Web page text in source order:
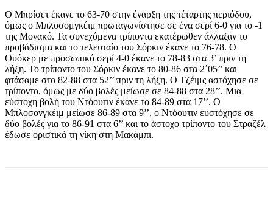
Ο Μπρίσετ έκανε το 63-70 στην έναρξη της τέταρτης περιόδου,
όμως ο Μπλοσομγκέιμ πρωταγωνίστησε σε ένα σερί 6-0 για το -1
της Μονακό. Τα συνεχόμενα τρίποντα εκατέρωθεν άλλαξαν το
προβάδισμα και το τελευταίο του Σόρκιν έκανε το 76-78. Ο
Ουόκερ με προσωπικό σερί 4-0 έκανε το 78-83 στα 3’ πριν τη
λήξη. Το τρίποντο του Σόρκιν έκανε το 80-86 στα 2΄05’’ και
φτάσαμε στο 82-88 στα 52’’ πριν τη λήξη. Ο Τζέιμς αστόχησε σε
τρίποντο, όμως με δύο βολές μείωσε σε 84-88 στα 28’’. Μια
εύστοχη βολή του Ντόουτιν έκανε το 84-89 στα 17’’. Ο
Μπλοσονγκέιμ μείωσε 86-89 στα 9’’, ο Ντόουτιν ευστόχησε σε
δύο βολές για το 86-91 στα 6’’ και το άστοχο τρίποντο του Στραζέλ
έδωσε οριστικά τη νίκη στη Μακάμπι.